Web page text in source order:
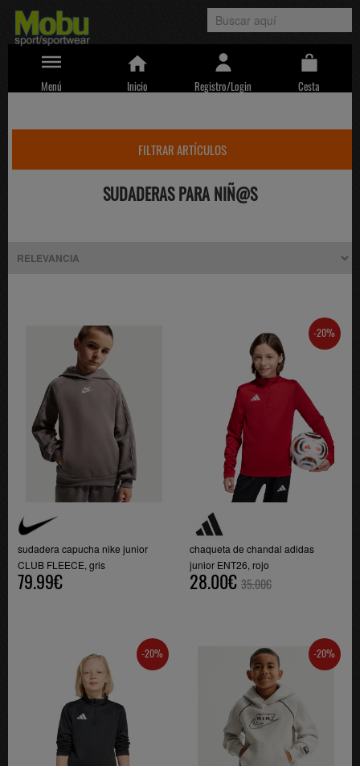
Menú Inicio Registro/Login Cesta
FILTRAR ARTÍCULOS
SUDADERAS PARA NIÑ@S
sudadera capucha nike junior
CLUB FLEECE, gris
79.99€
-20%
chaqueta de chandal adidas
junior ENT26, rojo
28.00€ 35.00€
-20% -20%